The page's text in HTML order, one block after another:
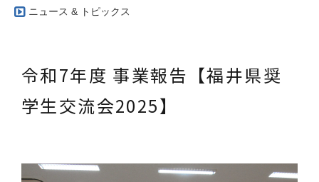
令和6年度 事業報告【福井県奨学
事業内容
ニュース & トピックス
令和7年度 事業報告【福井県奨
学生交流会2025】